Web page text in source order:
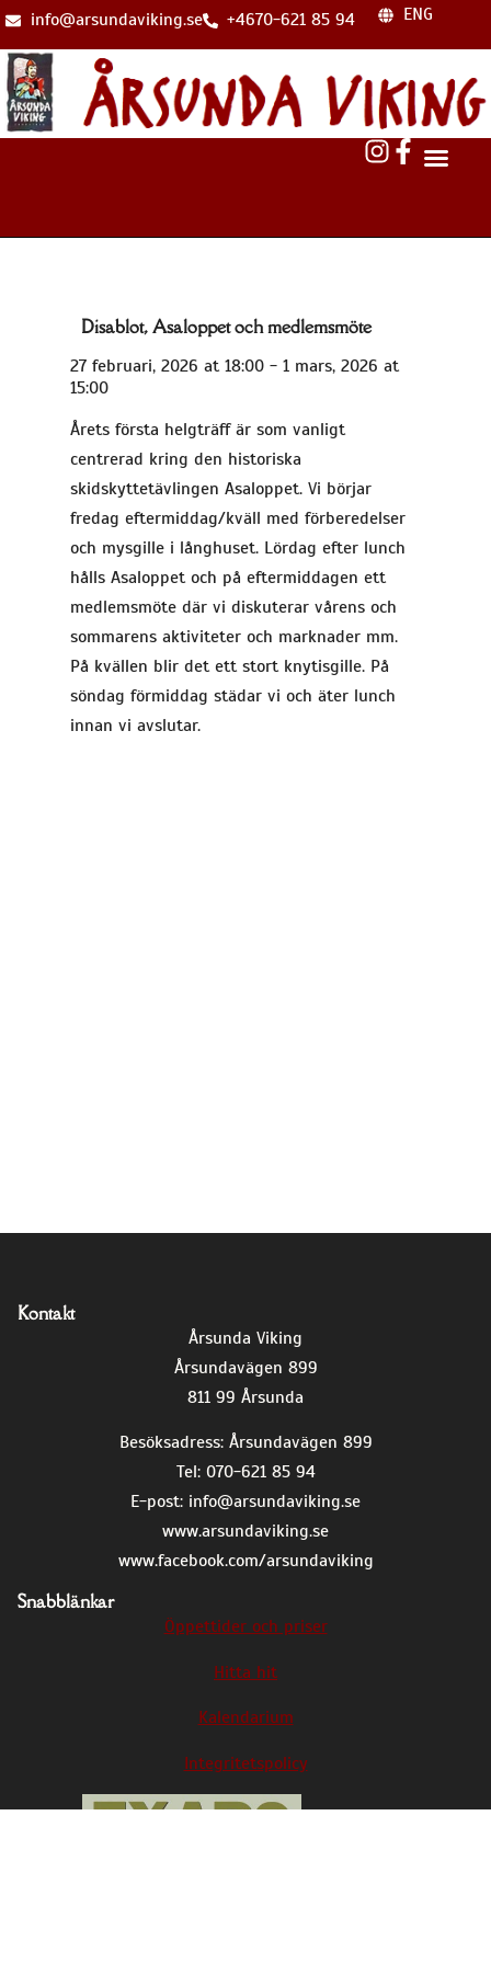
info@arsundaviking.se +4670-621 85 94 ENG
Disablot, Asaloppet och medlemsmöte
27 februari, 2026 at 18:00 - 1 mars, 2026 at
15:00
Årets första helgträff är som vanligt
centrerad kring den historiska
skidskyttetävlingen Asaloppet. Vi börjar
fredag eftermiddag/kväll med förberedelser
och mysgille i långhuset. Lördag efter lunch
hålls Asaloppet och på eftermiddagen ett
medlemsmöte där vi diskuterar vårens och
sommarens aktiviteter och marknader mm.
På kvällen blir det ett stort knytisgille. På
söndag förmiddag städar vi och äter lunch
innan vi avslutar.
Kontakt
Årsunda Viking
Årsundavägen 899
811 99 Årsunda
Besöksadress: Årsundavägen 899
Tel: 070-621 85 94
E-post: info@arsundaviking.se
www.arsundaviking.se
www.facebook.com/arsundaviking
Snabblänkar
Öppettider och priser
Hitta hit
Kalendarium
Integritetspolicy